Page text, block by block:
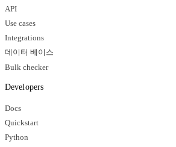
API
Use cases
Integrations
데이터 베이스
Bulk checker
Developers
Docs
Quickstart
Python